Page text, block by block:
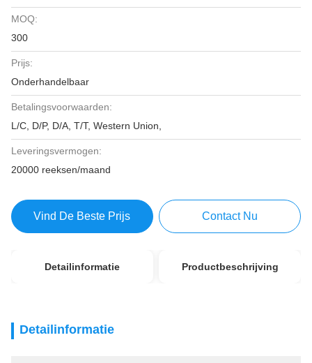
MOQ:
300
Prijs:
Onderhandelbaar
Betalingsvoorwaarden:
L/C, D/P, D/A, T/T, Western Union,
Leveringsvermogen:
20000 reeksen/maand
Vind De Beste Prijs Contact Nu
Detailinformatie Productbeschrijving
Detailinformatie